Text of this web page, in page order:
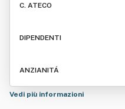
C. ATECO
DIPENDENTI
ANZIANITÁ
Vedi più informazioni